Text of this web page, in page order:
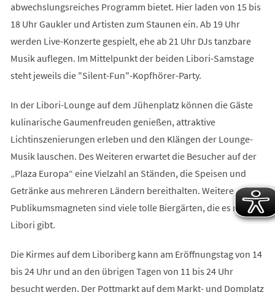
abwechslungsreiches Programm bietet. Hier laden von 15 bis
18 Uhr Gaukler und Artisten zum Staunen ein. Ab 19 Uhr
werden Live-Konzerte gespielt, ehe ab 21 Uhr DJs tanzbare
Musik auflegen. Im Mittelpunkt der beiden Libori-Samstage
steht jeweils die "Silent-Fun"-Kopfhörer-Party.
In der Libori-Lounge auf dem Jühenplatz können die Gäste
kulinarische Gaumenfreuden genießen, attraktive
Lichtinszenierungen erleben und den Klängen der Lounge-
Musik lauschen. Des Weiteren erwartet die Besucher auf der
„Plaza Europa“ eine Vielzahl an Ständen, die Speisen und
Getränke aus mehreren Ländern bereithalten. Weitere
Publikumsmagneten sind viele tolle Biergärten, die es nur zu
Libori gibt.
Die Kirmes auf dem Liboriberg kann am Eröffnungstag von 14
bis 24 Uhr und an den übrigen Tagen von 11 bis 24 Uhr
besucht werden. Der Pottmarkt auf dem Markt- und Domplatz